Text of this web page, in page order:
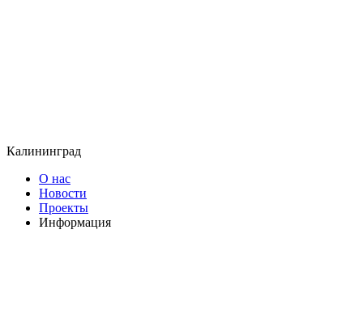
Калининград
О нас
Новости
Проекты
Информация